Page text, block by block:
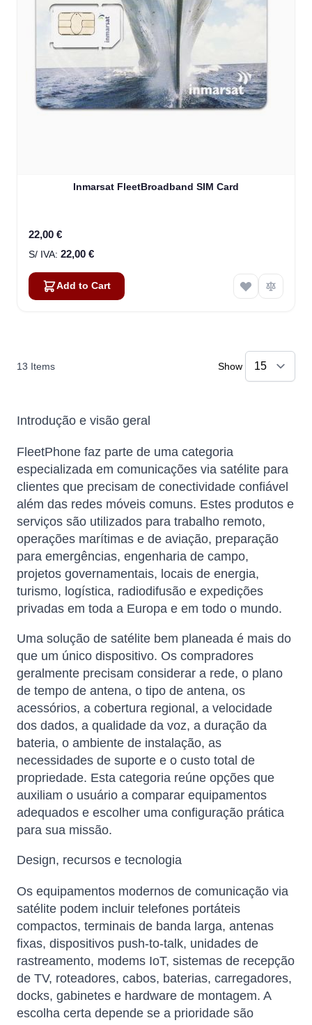
Inmarsat FleetBroadband SIM Card
22,00 €
22,00 €
Add to Cart
13 Items Show
Introdução e visão geral
FleetPhone faz parte de uma categoria
especializada em comunicações via satélite para
clientes que precisam de conectividade confiável
além das redes móveis comuns. Estes produtos e
serviços são utilizados para trabalho remoto,
operações marítimas e de aviação, preparação
para emergências, engenharia de campo,
projetos governamentais, locais de energia,
turismo, logística, radiodifusão e expedições
privadas em toda a Europa e em todo o mundo.
Uma solução de satélite bem planeada é mais do
que um único dispositivo. Os compradores
geralmente precisam considerar a rede, o plano
de tempo de antena, o tipo de antena, os
acessórios, a cobertura regional, a velocidade
dos dados, a qualidade da voz, a duração da
bateria, o ambiente de instalação, as
necessidades de suporte e o custo total de
propriedade. Esta categoria reúne opções que
auxiliam o usuário a comparar equipamentos
adequados e escolher uma configuração prática
para sua missão.
Design, recursos e tecnologia
Os equipamentos modernos de comunicação via
satélite podem incluir telefones portáteis
compactos, terminais de banda larga, antenas
fixas, dispositivos push-to-talk, unidades de
rastreamento, modems IoT, sistemas de recepção
de TV, roteadores, cabos, baterias, carregadores,
docks, gabinetes e hardware de montagem. A
escolha certa depende se a prioridade são